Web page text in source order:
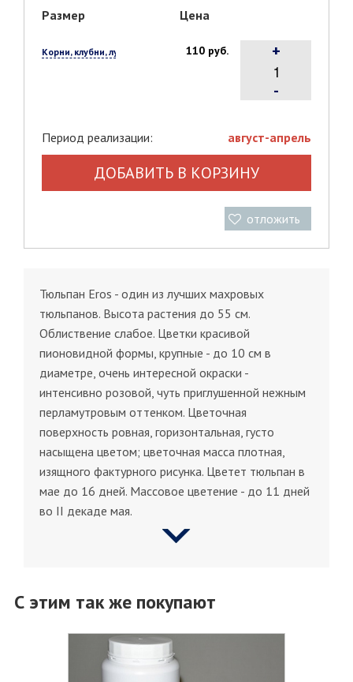
Размер Цена
Корни, клубни, луковицы, 1 шт. 110 руб.
-
+
Период реализации: август-апрель
ДОБАВИТЬ В КОРЗИНУ
отложить
Тюльпан Eros - один из лучших махровых
тюльпанов. Высота растения до 55 см.
Облиствение слабое. Цветки красивой
пионовидной формы, крупные - до 10 см в
диаметре, очень интересной окраски -
интенсивно розовой, чуть приглушенной нежным
перламутровым оттенком. Цветочная
поверхность ровная, горизонтальная, густо
насыщена цветом; цветочная масса плотная,
изящного фактурного рисунка. Цветет тюльпан в
мае до 16 дней. Массовое цветение - до 11 дней
во II декаде мая.
С этим так же покупают